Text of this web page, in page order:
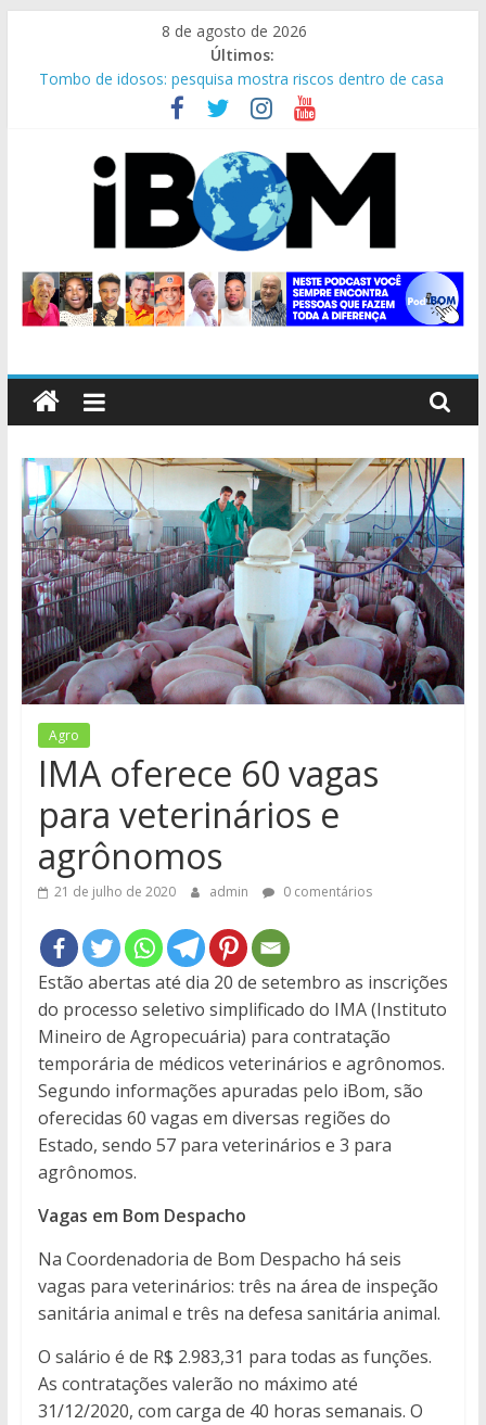
8 de agosto de 2026
Últimos:
Tombo de idosos: pesquisa mostra riscos dentro de casa
Segurança pública: os 95 anos do 7° Batalhão
Instituições lançam o Dia C, que será realizado em 29/8
PRF apreende 75 mil maços de cigarros contrabandeados
Reinado: viver expectativas boas é sempre emocionante!
iBom
Portal
Notícias
de
Despacho
e
Região
Agro
IMA oferece 60 vagas
para veterinários e
agrônomos
21 de julho de 2020 admin 0 comentários
Estão abertas até dia 20 de setembro as inscrições
do processo seletivo simplificado do IMA (Instituto
Mineiro de Agropecuária) para contratação
temporária de médicos veterinários e agrônomos.
Segundo informações apuradas pelo iBom, são
oferecidas 60 vagas em diversas regiões do
Estado, sendo 57 para veterinários e 3 para
agrônomos.
Vagas em Bom Despacho
Na Coordenadoria de Bom Despacho há seis
vagas para veterinários: três na área de inspeção
sanitária animal e três na defesa sanitária animal.
O salário é de R$ 2.983,31 para todas as funções.
As contratações valerão no máximo até
31/12/2020, com carga de 40 horas semanais. O